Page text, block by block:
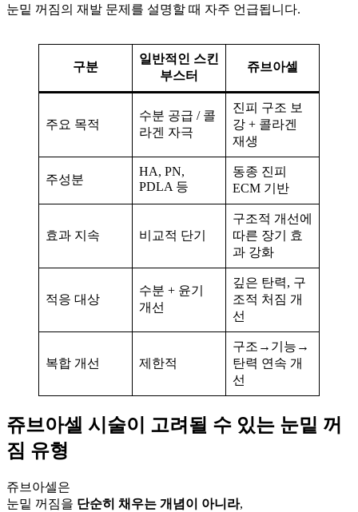
눈밑 꺼짐의 재발 문제를 설명할 때 자주 언급됩니다.
구분
일반적인 스킨
부스터
쥬브아셀
주요 목적
수분 공급 / 콜
라겐 자극
진피 구조 보
강 + 콜라겐
재생
주성분
HA, PN,
PDLA 등
동종 진피
ECM 기반
효과 지속 비교적 단기
구조적 개선에
따른 장기 효
과 강화
적응 대상
수분 + 윤기
개선
깊은 탄력, 구
조적 처짐 개
선
복합 개선 제한적
구조→기능→
탄력 연속 개
선
쥬브아셀 시술이 고려될 수 있는 눈밑 꺼
짐 유형
쥬브아셀은
눈밑 꺼짐을 단순히 채우는 개념이 아니라,